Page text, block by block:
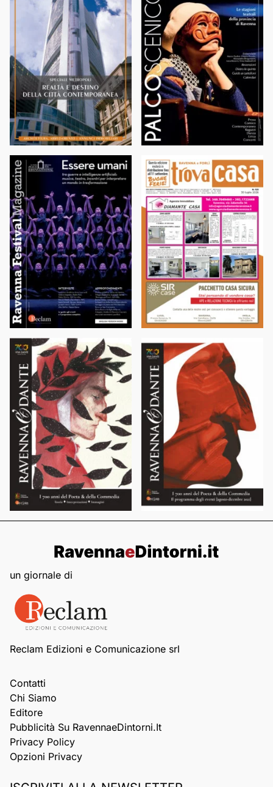
un giornale di
Reclam Edizioni e Comunicazione srl
Contatti
Chi Siamo
Editore
Pubblicità Su RavennaeDintorni.it
Privacy Policy
Opzioni Privacy